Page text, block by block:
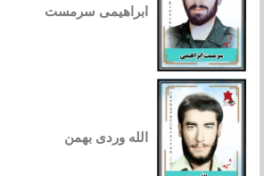
ابراهیمی سرمست
الله وردی بهمن